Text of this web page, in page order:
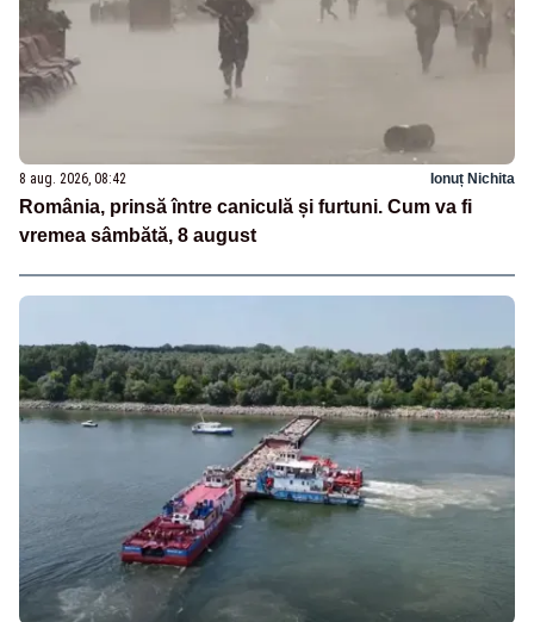
8 aug. 2026, 08:42 Ionuț Nichita
România, prinsă între caniculă și furtuni. Cum va fi
vremea sâmbătă, 8 august